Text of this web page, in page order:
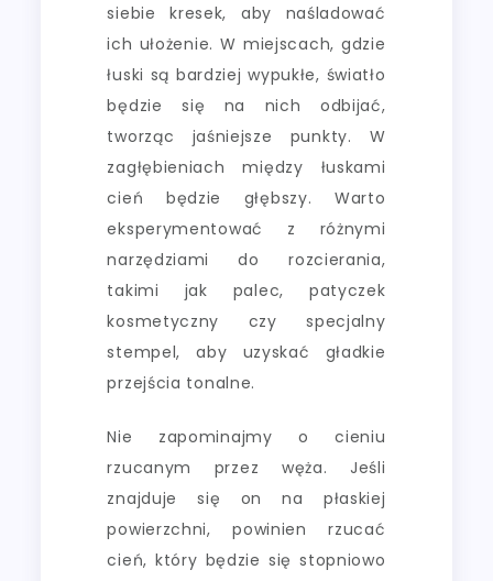
siebie kresek, aby naśladować
ich ułożenie. W miejscach, gdzie
łuski są bardziej wypukłe, światło
będzie się na nich odbijać,
tworząc jaśniejsze punkty. W
zagłębieniach między łuskami
cień będzie głębszy. Warto
eksperymentować z różnymi
narzędziami do rozcierania,
takimi jak palec, patyczek
kosmetyczny czy specjalny
stempel, aby uzyskać gładkie
przejścia tonalne.
Nie zapominajmy o cieniu
rzucanym przez węża. Jeśli
znajduje się on na płaskiej
powierzchni, powinien rzucać
cień, który będzie się stopniowo